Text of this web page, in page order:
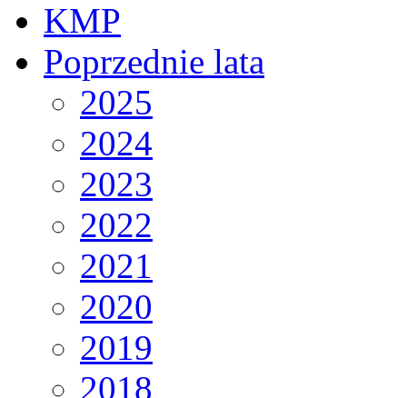
KMP
Poprzednie lata
2025
2024
2023
2022
2021
2020
2019
2018